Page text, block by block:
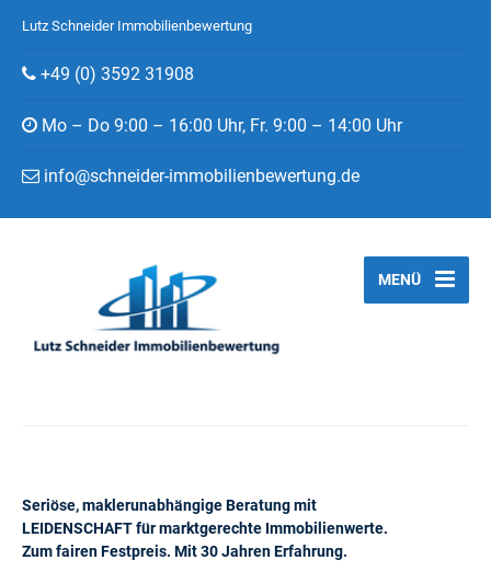
Lutz Schneider Immobilienbewertung
+49 (0) 3592 31908
Mo – Do 9:00 – 16:00 Uhr, Fr. 9:00 – 14:00 Uhr
info@schneider-immobilienbewertung.de
Seriöse, maklerunabhängige Beratung mit
LEIDENSCHAFT für marktgerechte Immobilienwerte.
Zum fairen Festpreis. Mit 30 Jahren Erfahrung.
MENÜ